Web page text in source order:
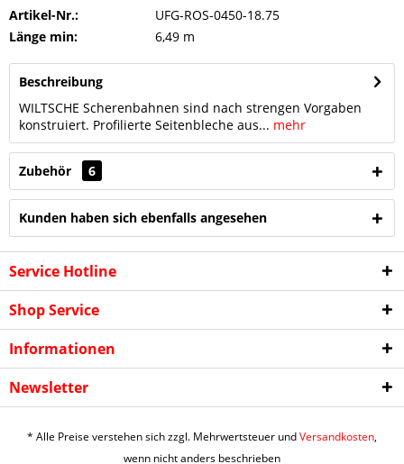
Ich habe die
verstanden und stimme zu. *
Mit * gekennzeichnete Felder sind Pflichtfelder.
Artikel-Nr.:
UFG-ROS-0450-18.75
Länge min:
6,49 m
Beschreibung
WILTSCHE Scherenbahnen sind nach strengen Vorgaben
konstruiert. Profilierte Seitenbleche aus... mehr
Zubehör 6
Kunden haben sich ebenfalls angesehen
Service Hotline
Shop Service
Informationen
Newsletter
* Alle Preise verstehen sich zzgl. Mehrwertsteuer undVersandkosten,
wenn nicht anders beschrieben